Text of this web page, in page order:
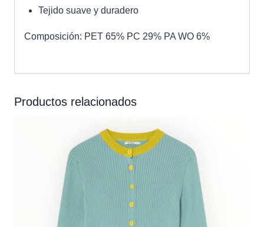
Tejido suave y duradero
Composición: PET 65% PC 29% PA WO 6%
Productos relacionados